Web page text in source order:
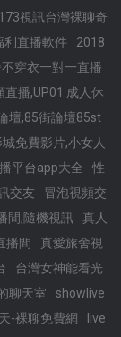
173視訊台灣裸聊奇
利直播軟件
2018
穿衣一對一直播
直播,UP01 成人休
壇,85街論壇85st
免費影片,小女人
平台app大全
性
交友
冒泡視頻交
間,隨機視訊
真人
播間
真愛旅舍視
台灣女神能看光
聊天室
showlive
-裸聊免費網
live